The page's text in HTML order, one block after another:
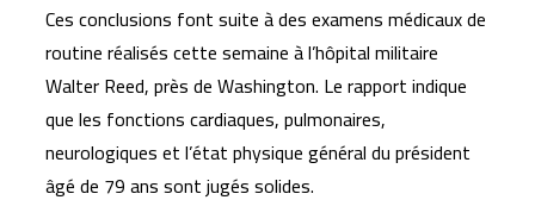
Ces conclusions font suite à des examens médicaux de
routine réalisés cette semaine à l’hôpital militaire
Walter Reed, près de Washington. Le rapport indique
que les fonctions cardiaques, pulmonaires,
neurologiques et l’état physique général du président
âgé de 79 ans sont jugés solides.